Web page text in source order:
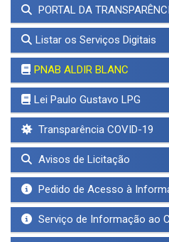
PORTAL DA
Listar os Serviços Digitais
PNAB ALDIR BLANC
Lei Paulo Gustavo LPG
Transparência COVID-19
Avisos de Licitação
Pedido de Acesso à
Serviço de Informação ao